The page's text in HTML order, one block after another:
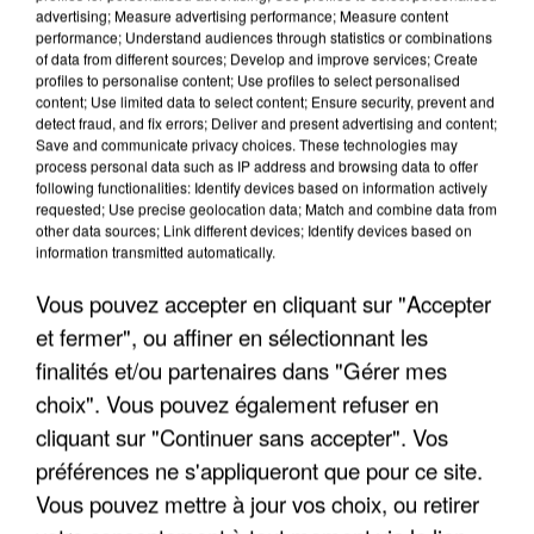
APRÈS TOUTES CES CANICULES, LES REFUGES
DE FAUNE SAUVAGE SONT...
advertising; Measure advertising performance; Measure content
performance; Understand audiences through statistics or combinations
of data from different sources; Develop and improve services; Create
profiles to personalise content; Use profiles to select personalised
content; Use limited data to select content; Ensure security, prevent and
detect fraud, and fix errors; Deliver and present advertising and content;
Save and communicate privacy choices. These technologies may
process personal data such as IP address and browsing data to offer
following functionalities: Identify devices based on information actively
requested; Use precise geolocation data; Match and combine data from
other data sources; Link different devices; Identify devices based on
information transmitted automatically.
Vous pouvez accepter en cliquant sur "Accepter
et fermer", ou affiner en sélectionnant les
finalités et/ou partenaires dans "Gérer mes
choix". Vous pouvez également refuser en
cliquant sur "Continuer sans accepter". Vos
préférences ne s'appliqueront que pour ce site.
Vous pouvez mettre à jour vos choix, ou retirer